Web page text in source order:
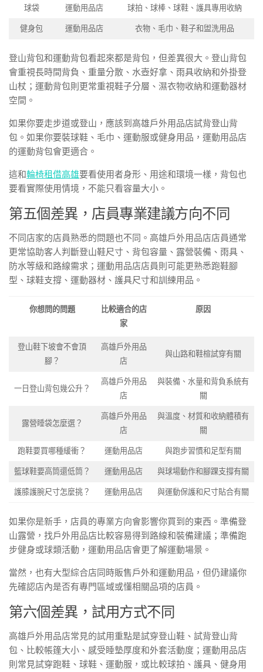
球袋 運動用品店 球拍、球棒、球鞋、護具專用收納
健身包 運動用品店 衣物、毛巾、鞋子和盥洗用品
登山背包和運動背包看起來都是背包，但差異很大。登山背包
會重視長時間背負、重量分散、水壺好拿、雨具收納和外掛登
山杖；運動背包則更常重視鞋子分層、濕衣物收納和運動器材
空間。
如果你要走步道或登山，應該到高雄戶外用品店試背登山背
包。如果你要裝球鞋、毛巾、運動服或健身用品，運動用品店
的運動背包會更適合。
這和輪椅租借高雄要看使用者身形、用途和環境一樣，背包也
要看實際使用情境，不能只看容量大小。
第五個差異，店員專業建議方向不同
不同店家的店員熟悉的問題也不同。高雄戶外用品店店員通常
更常協助客人判斷登山鞋尺寸、背包容量、露營裝備、雨具、
防水等級和路線需求；運動用品店店員則可能更熟悉跑鞋腳
型、球鞋支撐、運動器材、護具尺寸和訓練用品。
你想問的問題
比較適合的店
家
原因
登山鞋下坡會不會頂
腳？
高雄戶外用品
店
與山路和鞋楦試穿有關
一日登山背包幾公升？
高雄戶外用品
店
與裝備、水量和背負系統有
關
露營睡袋怎麼選？
高雄戶外用品
店
與溫度、材質和收納體積有
關
跑鞋要買哪種緩衝？ 運動用品店 與跑步習慣和足型有關
籃球鞋要高筒還低筒？ 運動用品店 與球場動作和腳踝支撐有關
護膝護腕尺寸怎麼挑？ 運動用品店 與運動保護和尺寸貼合有關
如果你是新手，店員的專業方向會影響你買到的東西。準備登
山露營，找戶外用品店比較容易得到路線和裝備建議；準備跑
步健身或球類活動，運動用品店會更了解運動場景。
當然，也有大型綜合店同時販售戶外和運動用品，但仍建議你
先確認店內是否有專門區域或懂相關品項的店員。
第六個差異，試用方式不同
高雄戶外用品店常見的試用重點是試穿登山鞋、試背登山背
包、比較帳篷大小、感受睡墊厚度和外套活動度；運動用品店
則常見試穿跑鞋、球鞋、運動服，或比較球拍、護具、健身用